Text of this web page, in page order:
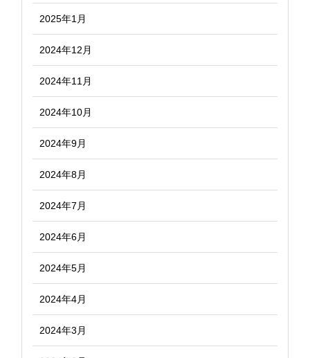
2025年1月
2024年12月
2024年11月
2024年10月
2024年9月
2024年8月
2024年7月
2024年6月
2024年5月
2024年4月
2024年3月